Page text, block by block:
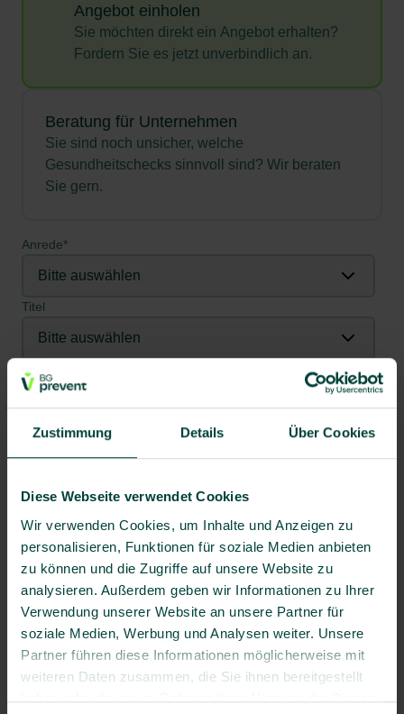
Zustimmung Details Über Cookies
Diese Webseite verwendet Cookies
Wir verwenden Cookies, um Inhalte und Anzeigen zu
personalisieren, Funktionen für soziale Medien anbieten
zu können und die Zugriffe auf unsere Website zu
analysieren. Außerdem geben wir Informationen zu Ihrer
Verwendung unserer Website an unsere Partner für
soziale Medien, Werbung und Analysen weiter. Unsere
Partner führen diese Informationen möglicherweise mit
weiteren Daten zusammen, die Sie ihnen bereitgestellt
haben oder die sie im Rahmen Ihrer Nutzung der Dienste
Angebot einholen
Sie möchten direkt ein Angebot erhalten?
Fordern Sie es jetzt unverbindlich an.
Beratung für Unternehmen
Sie sind noch unsicher, welche
Gesundheitschecks sinnvoll sind? Wir beraten
Sie gern.
Anrede*
Titel
Vorname
Unternehmen*
Anzahl Mitarbeitende *
Position